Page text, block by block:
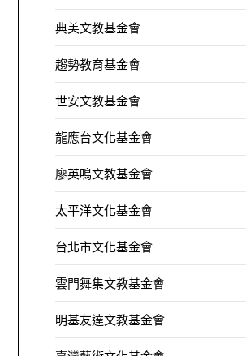
典美文教基金會
趨勢教育基金會
世安文教基金會
龍應台文化基金會
廖英鳴文教基金會
太平洋文化基金會
台北市文化基金會
雲門舞集文教基金會
明基友達文教基金會